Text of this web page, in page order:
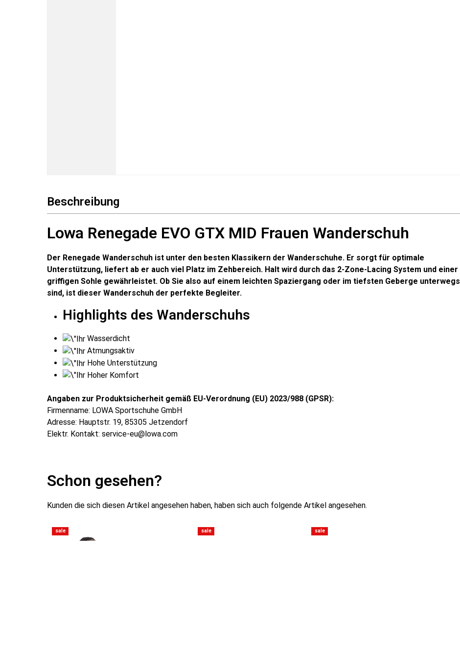
Beschreibung
Lowa Renegade EVO GTX MID Frauen Wanderschuh
Der Renegade Wanderschuh ist unter den besten Klassikern der Wanderschuhe. Er sorgt für optimale
Unterstützung, liefert ab er auch viel Platz im Zehbereich. Halt wird durch das 2-Zone-Lacing System und einer
griffigen Sohle gewährleistet. Ob Sie also auf einem leichten Spaziergang oder im tiefsten Geberge unterwegs
sind, ist dieser Wanderschuh der perfekte Begleiter.
Highlights des Wanderschuhs
Wasserdicht
Atmungsaktiv
Hohe Unterstützung
Hoher Komfort
Angaben zur Produktsicherheit gemäß EU-Verordnung (EU) 2023/988 (GPSR):
Firmenname: LOWA Sport­schuhe GmbH
Adresse: Hauptstr. 19, 85305 Jetzendorf
Elektr. Kontakt: service-eu@lowa.com
Schon gesehen?
Kunden die sich diesen Artikel angesehen haben, haben sich auch folgende Artikel angesehen.
sale sale sale